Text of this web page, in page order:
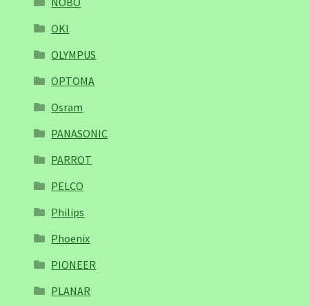
OKI
OLYMPUS
OPTOMA
Osram
PANASONIC
PARROT
PELCO
Philips
Phoenix
PIONEER
PLANAR